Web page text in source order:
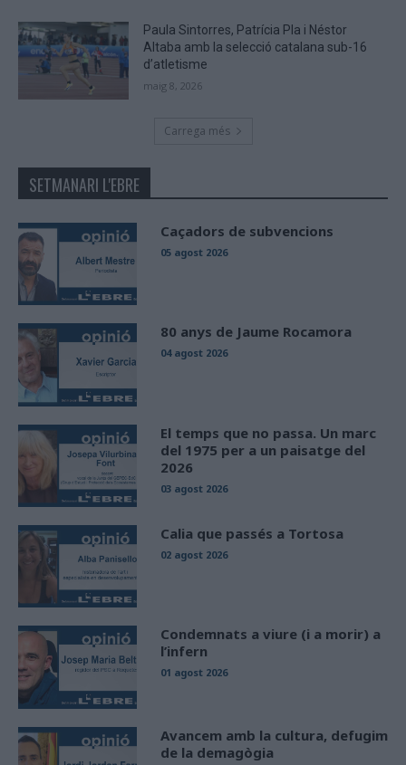
Paula Sintorres, Patrícia Pla i Néstor
Altaba amb la selecció catalana sub-16
d’atletisme
maig 8, 2026
Carrega més
SETMANARI L'EBRE
Caçadors de subvencions
05 agost 2026
80 anys de Jaume Rocamora
04 agost 2026
El temps que no passa. Un marc
del 1975 per a un paisatge del
2026
03 agost 2026
Calia que passés a Tortosa
02 agost 2026
Condemnats a viure (i a morir) a
l’infern
01 agost 2026
Avancem amb la cultura, defugim
de la demagògia